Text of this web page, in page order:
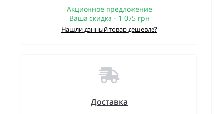
Акционное предложение
Ваша скидка - 1 075 грн
Нашли данный товар дешевле?
Доставка